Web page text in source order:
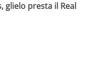
glielo presta il Real